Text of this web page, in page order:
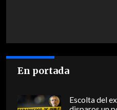
En portada
Escolta del